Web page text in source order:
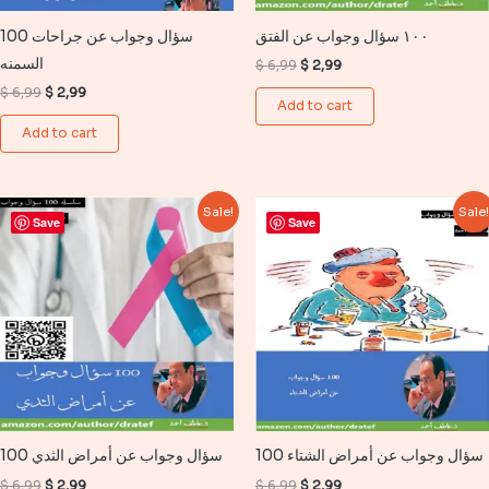
100 سؤال وجواب عن جراحات
السمنه
$6,99Original
was:
$2,99Current
is:
$ 2,99.
Add to cart
١٠٠ سؤال وجواب عن الفتق
$6,99Original
was:
$2,99Current
is:
$ 2,99.
Add to cart
Save
Sale!
100 سؤال وجواب عن أمراض الثدي
OriginalCurrent
Save
Sale!
100 سؤال وجواب عن أمراض الشتاء
OriginalCurrent